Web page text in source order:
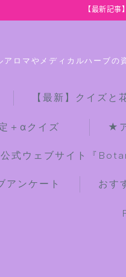
【最新記
アロマやメディカルハーブ
【最新】クイズと
＋αクイズ ★
公式ウェブサイト『
アンケート おす